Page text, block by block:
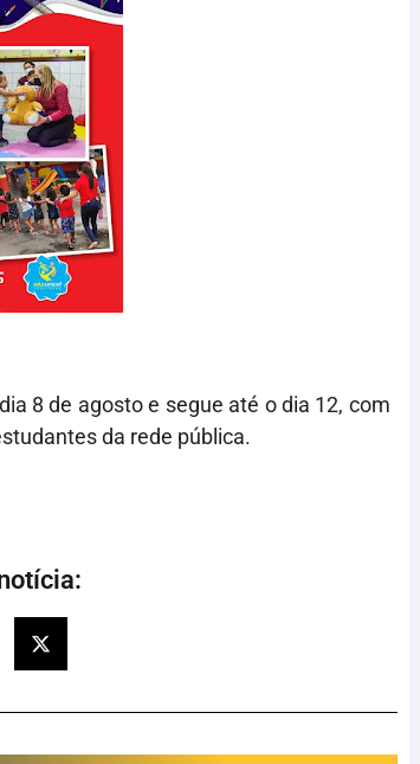
8 de agosto e segue até o dia 12, com
da rede pública.